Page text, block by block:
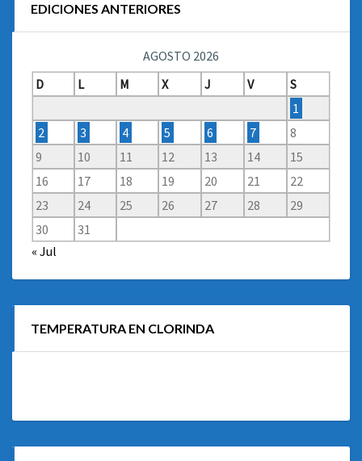
EDICIONES ANTERIORES
AGOSTO 2026
D
L M X J V
S
1
2
3 4 5 6 7
8
9
10 11 12 13 14
15
16
17 18 19 20 21
22
23
24 25 26 27 28
29
30
31
« Jul
TEMPERATURA EN CLORINDA